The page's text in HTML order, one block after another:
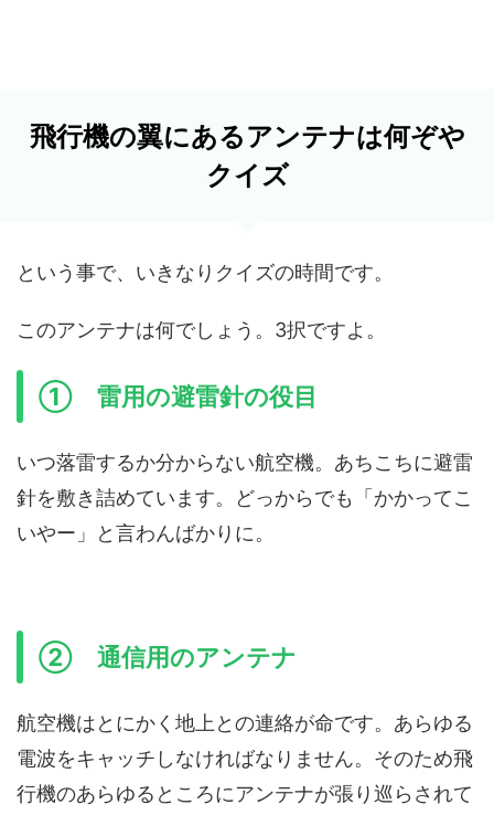
飛行機の翼にあるアンテナは何ぞや
クイズ
という事で、いきなりクイズの時間です。
このアンテナは何でしょう。3択ですよ。
① 雷用の避雷針の役目
いつ落雷するか分からない航空機。あちこちに避雷
針を敷き詰めています。どっからでも「かかってこ
いやー」と言わんばかりに。
② 通信用のアンテナ
航空機はとにかく地上との連絡が命です。あらゆる
電波をキャッチしなければなりません。そのため飛
行機のあらゆるところにアンテナが張り巡らされて